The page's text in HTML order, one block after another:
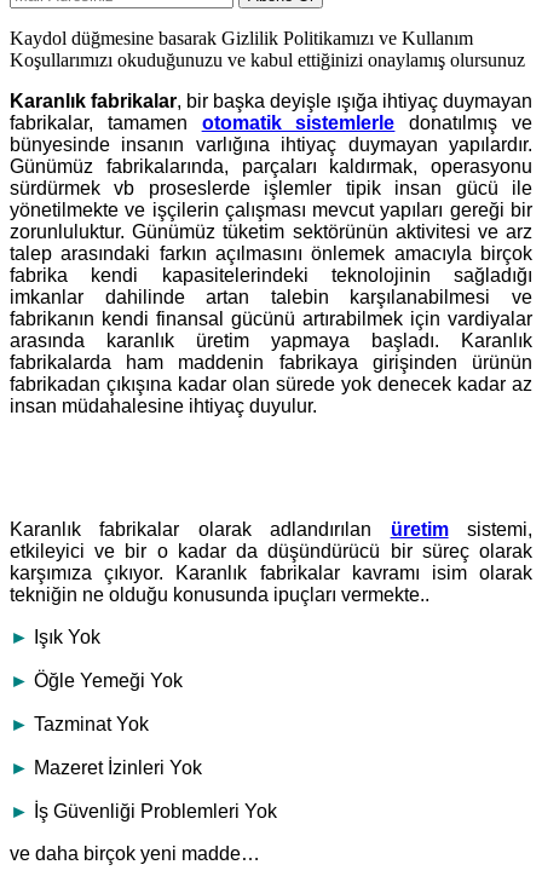
Kaydol düğmesine basarak Gizlilik Politikamızı ve Kullanım
Koşullarımızı okuduğunuzu ve kabul ettiğinizi onaylamış olursunuz
Karanlık fabrikalar, bir başka deyişle ışığa ihtiyaç duymayan
fabrikalar, tamamen otomatik sistemlerle donatılmış ve
bünyesinde insanın varlığına ihtiyaç duymayan yapılardır.
Günümüz fabrikalarında, parçaları kaldırmak, operasyonu
sürdürmek vb proseslerde işlemler tipik insan gücü ile
yönetilmekte ve işçilerin çalışması mevcut yapıları gereği bir
zorunluluktur. Günümüz tüketim sektörünün aktivitesi ve arz
talep arasındaki farkın açılmasını önlemek amacıyla birçok
fabrika kendi kapasitelerindeki teknolojinin sağladığı
imkanlar dahilinde artan talebin karşılanabilmesi ve
fabrikanın kendi finansal gücünü artırabilmek için vardiyalar
arasında karanlık üretim yapmaya başladı. Karanlık
fabrikalarda ham maddenin fabrikaya girişinden ürünün
fabrikadan çıkışına kadar olan sürede yok denecek kadar az
insan müdahalesine ihtiyaç duyulur.
Karanlık fabrikalar olarak adlandırılan üretimsistemi,
etkileyici ve bir o kadar da düşündürücü bir süreç olarak
karşımıza çıkıyor. Karanlık fabrikalar kavramı isim olarak
tekniğin ne olduğu konusunda ipuçları vermekte..
► Işık Yok
► Öğle Yemeği Yok
► Tazminat Yok
► Mazeret İzinleri Yok
► İş Güvenliği Problemleri Yok
ve daha birçok yeni madde…